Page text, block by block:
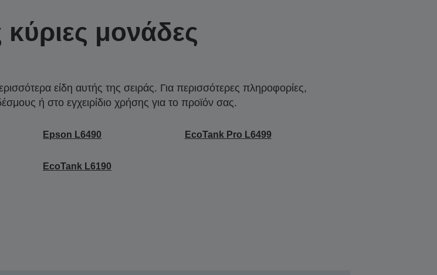
μονάδες
είδη αυτής της σειράς. Για περισσότερες πληροφορίες,
ή στο εγχειρίδιο χρήσης για το προϊόν σας.
Epson L6490 EcoTank Pro L6499
EcoTank L6190